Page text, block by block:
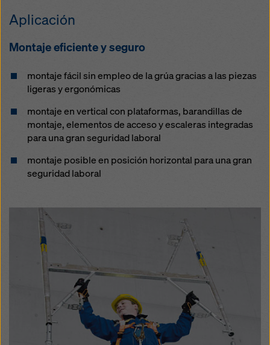
Aplicación
Montaje eficiente y seguro
montaje fácil sin empleo de la grúa gracias a las piezas
ligeras y ergonómicas
montaje en vertical con plataformas, barandillas de
montaje, elementos de acceso y escaleras integradas
para una gran seguridad laboral
montaje posible en posición horizontal para una gran
seguridad laboral